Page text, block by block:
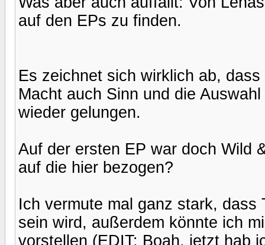
auf den EPs zu finden.
Es zeichnet sich wirklich ab,
Macht auch Sinn und die
wieder gelungen.
Auf der ersten EP war doch Wild
auf die hier bezogen?
Ich vermute mal ganz stark,
sein wird, außerdem könnte ich
vorstellen (EDIT: Boah, jetzt hab